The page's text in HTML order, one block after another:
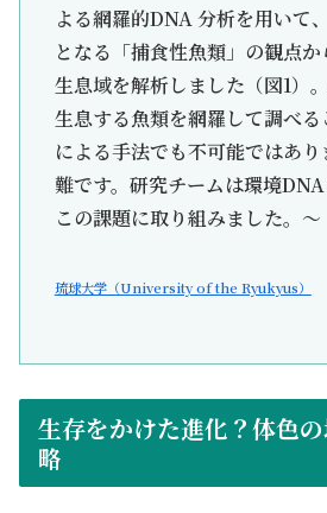
よる網羅的DNA 分析を⽤いて
となる「捕⾷性⿂類」の観点
⽣息域を解析しました（図1）
⽣息する⿂類を網羅して調べ
による⼿法でも不可能ではあ
難です。研究チームは環境
この課題に取り組みました。～
琉球大学（University of the Ryukyus）
生存をかけた進化？体色
略